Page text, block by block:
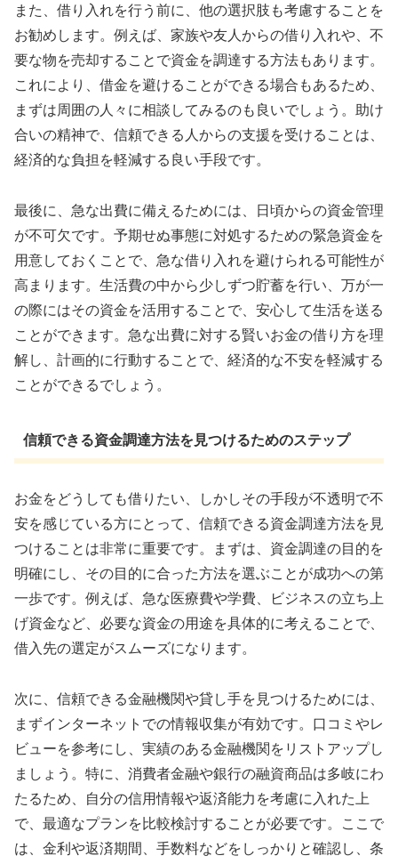
また、借り入れを行う前に、他の選択肢も考慮することを
お勧めします。例えば、家族や友人からの借り入れや、不
要な物を売却することで資金を調達する方法もあります。
これにより、借金を避けることができる場合もあるため、
まずは周囲の人々に相談してみるのも良いでしょう。助け
合いの精神で、信頼できる人からの支援を受けることは、
経済的な負担を軽減する良い手段です。
最後に、急な出費に備えるためには、日頃からの資金管理
が不可欠です。予期せぬ事態に対処するための緊急資金を
用意しておくことで、急な借り入れを避けられる可能性が
高まります。生活費の中から少しずつ貯蓄を行い、万が一
の際にはその資金を活用することで、安心して生活を送る
ことができます。急な出費に対する賢いお金の借り方を理
解し、計画的に行動することで、経済的な不安を軽減する
ことができるでしょう。
信頼できる資金調達方法を見つけるためのステップ
お金をどうしても借りたい、しかしその手段が不透明で不
安を感じている方にとって、信頼できる資金調達方法を見
つけることは非常に重要です。まずは、資金調達の目的を
明確にし、その目的に合った方法を選ぶことが成功への第
一歩です。例えば、急な医療費や学費、ビジネスの立ち上
げ資金など、必要な資金の用途を具体的に考えることで、
借入先の選定がスムーズになります。
次に、信頼できる金融機関や貸し手を見つけるためには、
まずインターネットでの情報収集が有効です。口コミやレ
ビューを参考にし、実績のある金融機関をリストアップし
ましょう。特に、消費者金融や銀行の融資商品は多岐にわ
たるため、自分の信用情報や返済能力を考慮に入れた上
で、最適なプランを比較検討することが必要です。ここで
は、金利や返済期間、手数料などをしっかりと確認し、条